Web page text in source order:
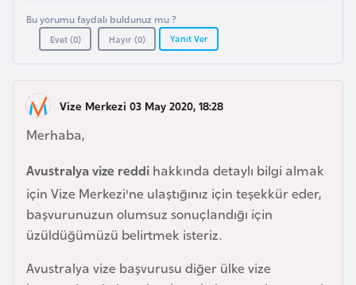
i
Bu yorumu faydalı buldunuz mu ?
Evet (0) Hayır (0) Yanıt Ver
Vize Merkezi 03 May 2020, 18:28
Merhaba,
Avustralya vize reddi hakkında detaylı bilgi almak
için Vize Merkezi'ne ulaştığınız için teşekkür eder,
başvurunuzun olumsuz sonuçlandığı için
üzüldüğümüzü belirtmek isteriz.
Avustralya vize başvurusu diğer ülke vize
y
c
a
B
a
h
r